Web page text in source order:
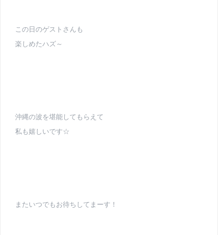
この日のゲストさんも
楽しめたハズ～
沖縄の波を堪能してもらえて
私も嬉しいです☆
またいつでもお待ちしてまーす！